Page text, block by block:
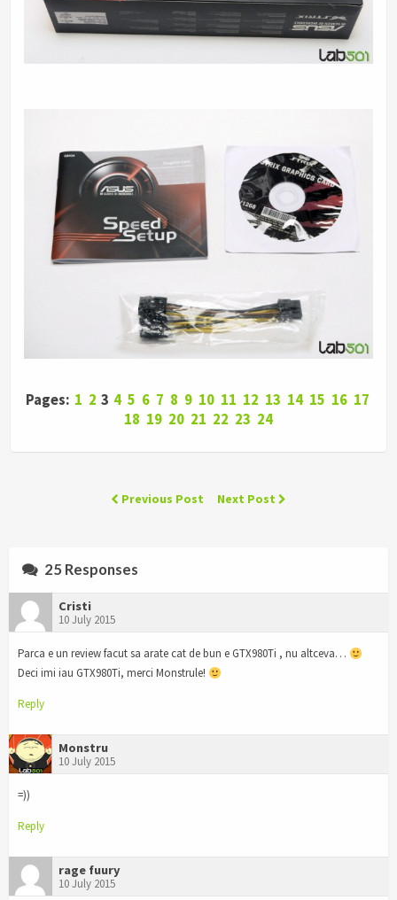
Pages: 1 2 3 4 5 6 7 8 9 10 11 12 13 14 15 16 17
18 19 20 21 22 23 24
Previous Post Next Post
25 Responses
Cristi
10 July 2015
Parca e un review facut sa arate cat de bun e GTX980Ti , nu altceva…
Deci imi iau GTX980Ti, merci Monstrule!
Reply
Monstru
10 July 2015
=))
Reply
rage fuury
10 July 2015